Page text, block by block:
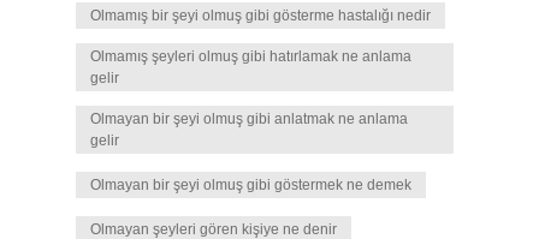
Olmamış bir şeyi olmuş gibi gösterme hastalığı nedir
Olmamış şeyleri olmuş gibi hatırlamak ne anlama
gelir
Olmayan bir şeyi olmuş gibi anlatmak ne anlama
gelir
Olmayan bir şeyi olmuş gibi göstermek ne demek
Olmayan şeyleri gören kişiye ne denir